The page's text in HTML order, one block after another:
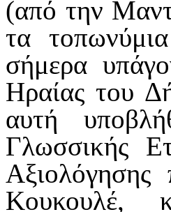
(από την
τα
σήμερα
Ηραίας του
αυτή
Γλωσσικής
Κουκουλέ,